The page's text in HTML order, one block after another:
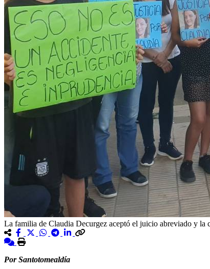
La familia de Claudia Decurgez aceptó el juicio abreviado y
Por Santotomealdía